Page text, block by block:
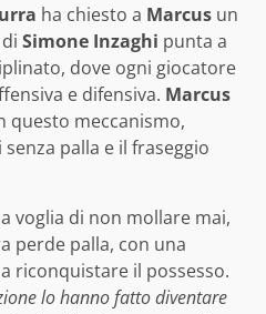
ha chiesto a Marcus un
di Simone Inzaghi punta a
dove ogni giocatore
e difensiva. Marcus
questo meccanismo,
palla e il fraseggio
voglia di non mollare mai,
perde palla, con una
riconquistare il possesso.
lo hanno fatto diventare